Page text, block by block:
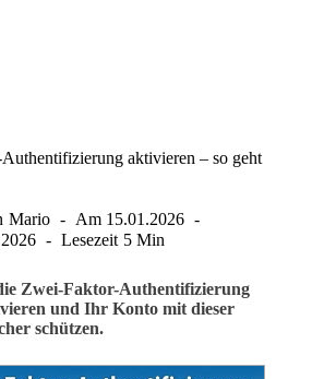
aktivieren – so geht
Mario Am 15.01.2026
Lesezeit 5 Min
Zwei-Faktor-Authentifizierung
und Ihr Konto mit dieser
schützen.